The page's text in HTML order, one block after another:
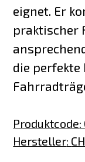
eignet. Er
praktischer
die perfekte
Produktcode:
Hersteller: